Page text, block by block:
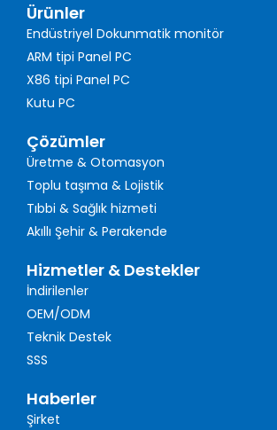
Ürünler
Endüstriyel Dokunmatik monitör
ARM tipi Panel PC
X86 tipi Panel PC
Kutu PC
Çözümler
Üretme & Otomasyon
Toplu taşıma & Lojistik
Tıbbi & Sağlık hizmeti
Akıllı Şehir & Perakende
Hizmetler & Destekler
İndirilenler
OEM/ODM
Teknik Destek
SSS
Haberler
Şirket